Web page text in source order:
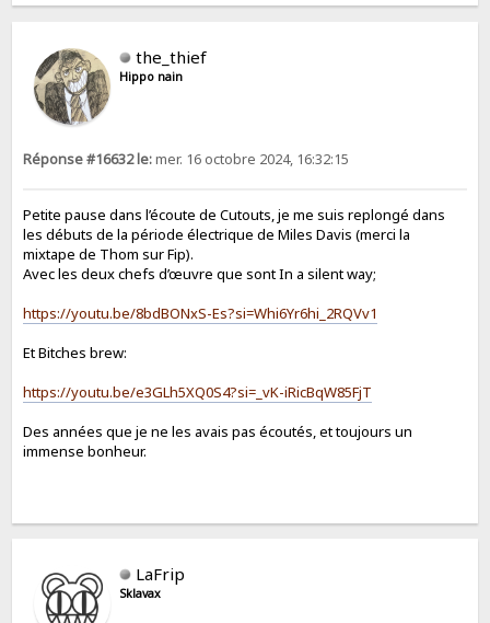
the_thief
Hippo nain
Réponse #16632 le:mer. 16 octobre 2024, 16:32:15
Petite pause dans l’écoute de Cutouts, je me suis replongé dans
les débuts de la période électrique de Miles Davis (merci la
mixtape de Thom sur Fip).
Avec les deux chefs d’œuvre que sont In a silent way;
https://youtu.be/8bdBONxS-Es?si=Whi6Yr6hi_2RQVv1
Et Bitches brew:
https://youtu.be/e3GLh5XQ0S4?si=_vK-iRicBqW85FjT
Des années que je ne les avais pas écoutés, et toujours un
immense bonheur.
LaFrip
Sklavax